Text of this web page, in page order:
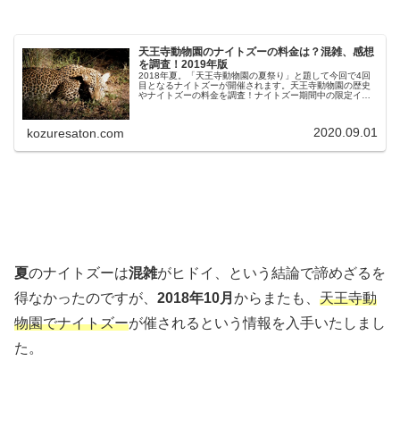
天王寺動物園のナイトズーの料金は？混雑、感想
を調査！2019年版
2018年夏。「天王寺動物園の夏祭り」と題して今回で4回
目となるナイトズーが開催されます。天王寺動物園の歴史
やナイトズーの料金を調査！ナイトズー期間中の限定イベ
kozuresaton.com 2020.09.01
夏のナイトズーは混雑がヒドイ、という結論で諦めざるを
得なかったのですが、 2018年10月 からまたも、 天王寺動
物園でナイトズーが催されるという情報を入手いたしまし
た。